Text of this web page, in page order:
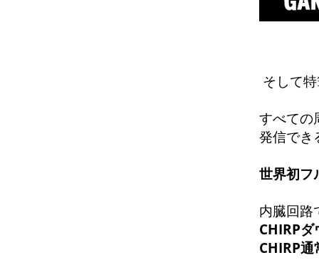
そして
すべての
発信でき
世界初フ
内臓回路
CHIRP
CHIRP